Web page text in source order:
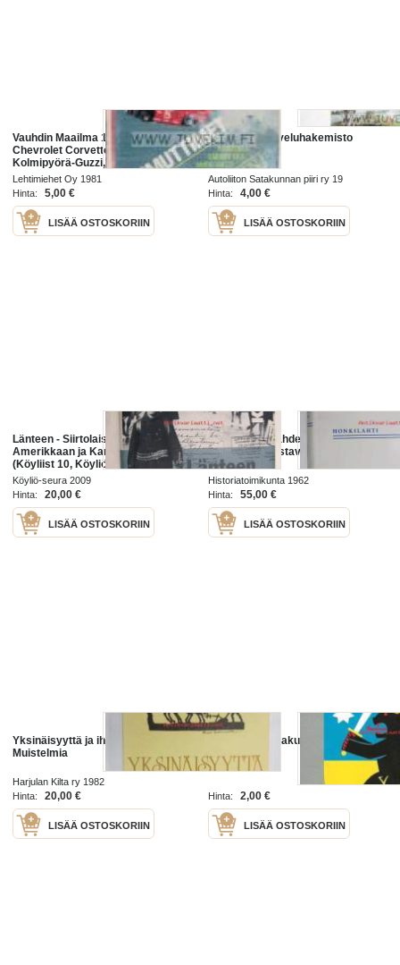
Vauhdin Maailma 1981 nr 3 -mm.
Chevrolet Corvette 427 killer-vette,
Kolmipyörä-Guzzi, Hod Rod
maalaus flake ja candy, Satakunta
ralli, 49. Monte Carlo Rallye, KTM
Lehtimiehet Oy 1981
Hinta:
5,00 €
LISÄÄ OSTOSKORIIN
Satakunta palveluhakemisto
Autoliiton Satakunnan piiri ry 19
Hinta:
4,00 €
LISÄÄ OSTOSKORIIN
Länteen - Siirtolaisuus Köyliöstä
Amerikkaan ja Karjalasta Köyliöön
(Köyliist 10, Köyliö)
Köyliö-seura 2009
Hinta:
20,00 €
LISÄÄ OSTOSKORIIN
Euran, Honkilahden ja Kiukaisten
historia II : Isostavihasta
nykypäiviin
Historiatoimikunta 1962
Hinta:
55,00 €
LISÄÄ OSTOSKORIIN
Yksinäisyyttä ja ihmisvilinää.
Muistelmia
Harjulan Kilta ry 1982
Hinta:
20,00 €
LISÄÄ OSTOSKORIIN
Satakunta - vaakunakortti - ,
blanco
Hinta: 2,00 €
LISÄÄ OSTOSKORIIN